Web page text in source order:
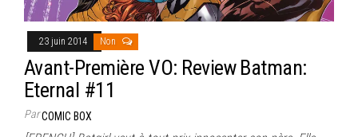
23 juin 2014 Non
Avant-Première VO: Review Batman:
Eternal #11
ParCOMIC BOX